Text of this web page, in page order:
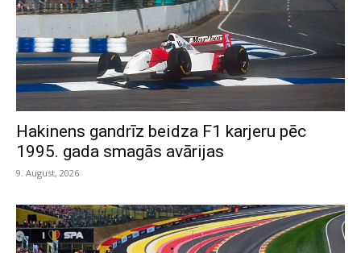
Hakinens gandrīz beidza F1 karjeru pēc
1995. gada smagās avārijas
9. August, 2026